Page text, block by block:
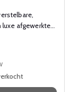
afgewerkte